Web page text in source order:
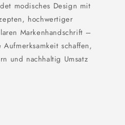
modisches Design mit
hochwertiger
Markenhandschrift –
schaffen,
und nachhaltig Umsatz